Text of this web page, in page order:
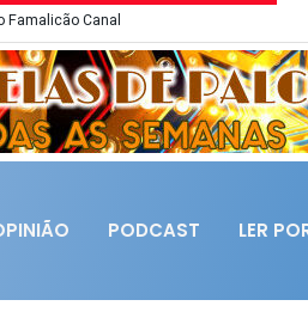
Famalicão Canal
PODCAST LER